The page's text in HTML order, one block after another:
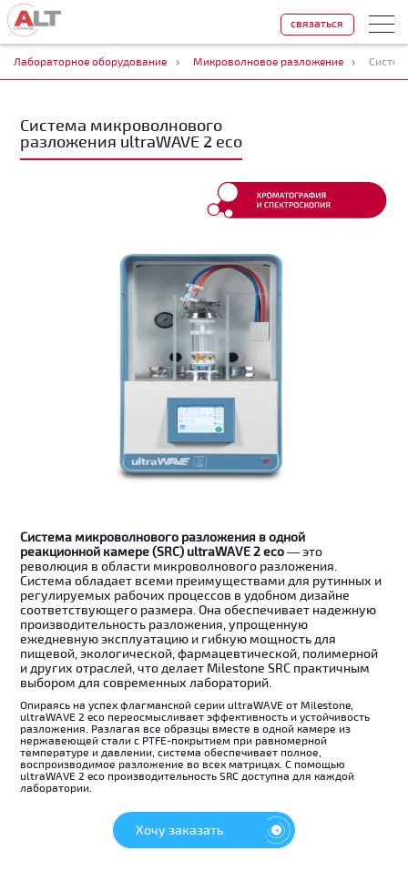
связаться
Лабораторное оборудование Микроволновое разложение
Система микроволнового
разложения ultraWAVE 2 eco
Система микроволнового разложения в одной
реакционной камере (SRC) ultraWAVE 2 eco— это
революция в области микроволнового разложения.
Система обладает всеми преимуществами для рутинных и
регулируемых рабочих процессов в удобном дизайне
соответствующего размера. Она обеспечивает надежную
производительность разложения, упрощенную
ежедневную эксплуатацию и гибкую мощность для
пищевой, экологической, фармацевтической, полимерной
и других отраслей, что делает Milestone SRC практичным
выбором для современных лабораторий.
Опираясь на успех флагманской серии ultraWAVE от Milestone,
ultraWAVE 2 eco переосмысливает эффективность и устойчивость
разложения. Разлагая все образцы вместе в одной камере из
нержавеющей стали с PTFE-покрытием при равномерной
температуре и давлении, система обеспечивает полное,
воспроизводимое разложение во всех матрицах. С помощью
ultraWAVE 2 eco производительность SRC доступна для каждой
лаборатории.
Хочу заказать